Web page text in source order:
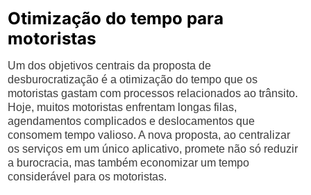
Otimização do tempo para
motoristas
Um dos objetivos centrais da proposta de
desburocratização é a otimização do tempo que os
motoristas gastam com processos relacionados ao trânsito.
Hoje, muitos motoristas enfrentam longas filas,
agendamentos complicados e deslocamentos que
consomem tempo valioso. A nova proposta, ao centralizar
os serviços em um único aplicativo, promete não só reduzir
a burocracia, mas também economizar um tempo
considerável para os motoristas.